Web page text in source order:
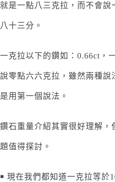
就是一點八三克拉，而不會說
八十三分。
一克拉以下的鑽如：0.66ct，
說零點六六克拉，雖然兩種
是用第一個說法。
鑽石重量介紹其實很好理解，
題值得探討。
￭ 現在我們都知道一克拉等於